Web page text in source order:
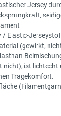
Jersey
/ Elastic-
(gewirkt,
nicht), ist lichtecht
Tragekomfort.